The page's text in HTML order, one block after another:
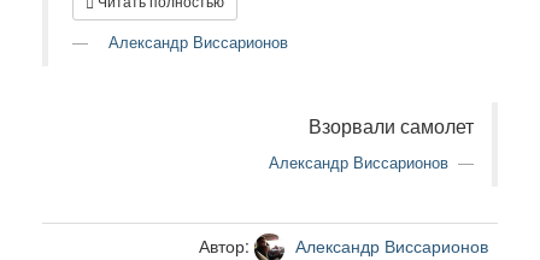
Александр Виссарионов
Взорвали самолет
Александр Виссарионов
Автор: Александр Виссарионов